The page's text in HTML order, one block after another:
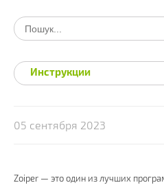
05 сентября 2023
Zoiper — это один из лучших
Инструкции